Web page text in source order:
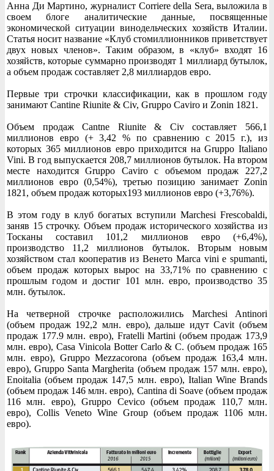
Анна Ди Мартино, журналист Corriere della Sera, выложила в
своем блоге аналитические данные, посвященные
экономической ситуации винодельческих хозяйств Италии.
Статья носит название «Клуб стомиллионников приветствует
двух новых членов». Таким образом, в «клуб» входят 16
хозяйств, которые суммарно производят 1 миллиард бутылок,
а объем продаж составляет 2,8 миллиардов евро.
Первые три строчки классификации, как в прошлом году
занимают Cantine Riunite & Civ, Gruppo Caviro и Zonin 1821.
Объем продаж Cantne Riunite & Civ составляет 566,1
миллионов евро (+ 3,42 % по сравнению с 2015 г.), из
которых 365 миллионов евро приходится на Gruppo Italiano
Vini. В год выпускается 208,7 миллионов бутылок. На втором
месте находится Gruppo Caviro с объемом продаж 227,2
миллионов евро (0,54%), третью позицию занимает Zonin
1821, объем продаж которых193 миллионов евро (+3,76%).
В этом году в клуб богатых вступили Marchesi Frescobaldi,
заняв 15 строчку. Объем продаж исторического хозяйства из
Тосканы составил 101,2 миллионов евро (+6,4%),
производство 11,2 миллионов бутылок. Вторым новым
хозяйством стал кооператив из Венето Marca vini e spumanti,
объем продаж которых вырос на 33,71% по сравнению с
прошлым годом и достиг 101 млн. евро, производство 35
млн. бутылок.
На четверной строчке расположились Marchesi Antinori
(объем продаж 192,2 млн. евро), дальше идут Cavit (объем
продаж 177.9 млн. евро), Fratelli Martini (объем продаж 173,9
млн. евро), Casa Vinicola Botter Carlo & C. (объем продаж 165
млн. евро), Gruppo Mezzacorona (объем продаж 163,4 млн.
евро), Gruppo Santa Margherita (объем продаж 157 млн. евро),
Enoitalia (объем продаж 147,5 млн. евро), Italian Wine Brands
(объем продаж 146 млн. евро), Cantina di Soave (объем продаж
116 млн. евро), Gruppo Cevico (объем продаж 110,7 млн.
евро), Collis Veneto Wine Group (объем продаж 1106 млн.
евро).